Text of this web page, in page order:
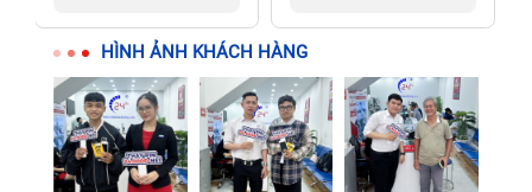
HÌNH ẢNH KHÁCH HÀNG